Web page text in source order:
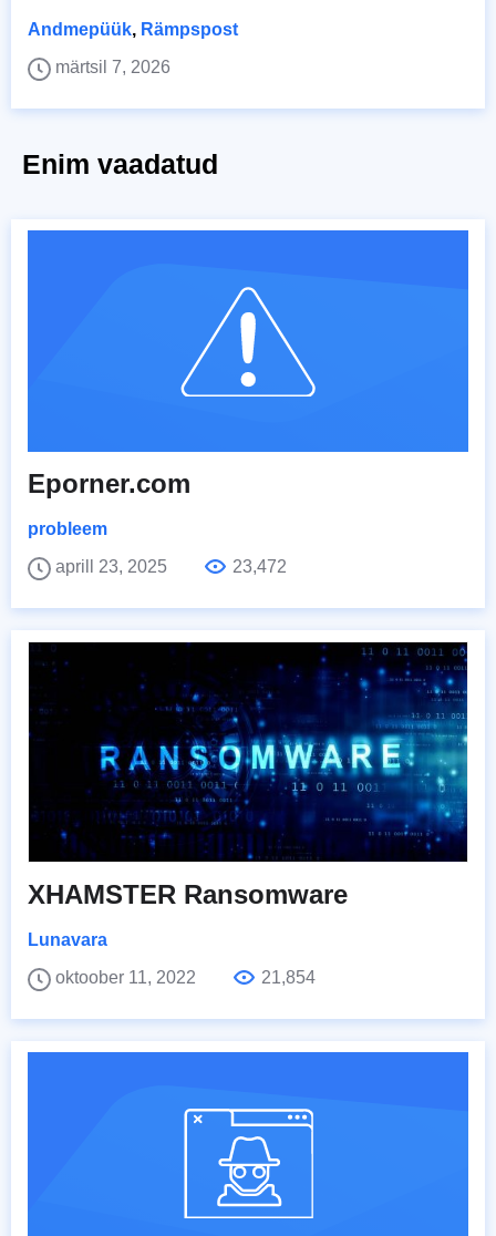
Andmepüük, Rämpspost
märtsil 7, 2026
Enim vaadatud
Eporner.com
probleem
aprill 23, 2025
23,472
XHAMSTER Ransomware
Lunavara
oktoober 11, 2022
21,854